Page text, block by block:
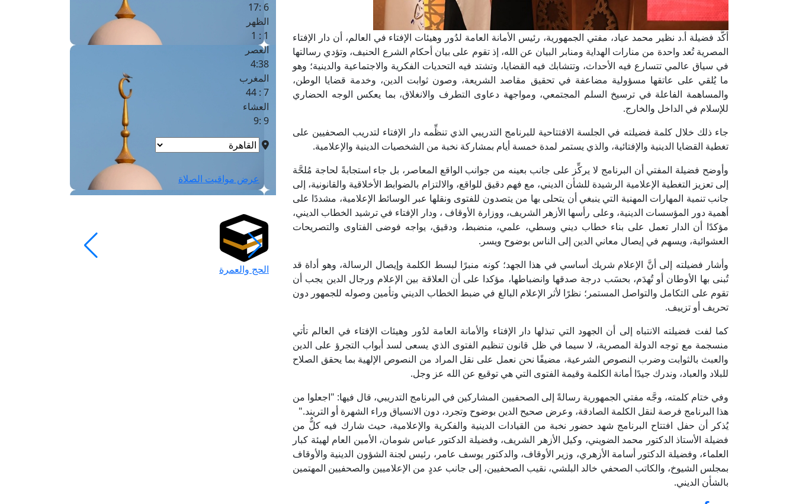
أكَّد فضيلة أ.د نظير محمد عياد، مفتي الجمهورية، رئيس الأمانة العامة لدُور وهيئات الإفتاء في العالم، أن دار الإفتاء
المصرية تُعد واحدة من منارات الهداية ومنابر البيان عن الله، إذ تقوم على بيان أحكام الشرع الحنيف، وتؤدي رسالتها
في سياق عالمي تتسارع فيه الأحداث، وتتشابك فيه القضايا، وتشتد فيه التحديات الفكرية والاجتماعية والدينية؛ وهو
ما يُلقي على عاتقها مسؤولية مضاعفة في تحقيق مقاصد الشريعة، وصون ثوابت الدين، وخدمة قضايا الوطن،
والمساهمة الفاعلة في ترسيخ السلم المجتمعي، ومواجهة دعاوى التطرف والانغلاق، بما يعكس الوجه الحضاري
للإسلام في الداخل والخارج.
جاء ذلك خلال كلمة فضيلته في الجلسة الافتتاحية للبرنامج التدريبي الذي تنظِّمه دار الإفتاء لتدريب الصحفيين على
تغطية القضايا الدينية والإفتائية، والذي يستمر لمدة خمسة أيام بمشاركة نخبة من الشخصيات الدينية والإعلامية.
وأوضح فضيلة المفتي أن البرنامج لا يركِّز على جانب بعينه من جوانب الواقع المعاصر، بل جاء استجابةً لحاجة مُلحَّة
إلى تعزيز التغطية الإعلامية الرشيدة للشأن الديني، مع فهم دقيق للواقع، والالتزام بالضوابط الأخلاقية والقانونية، إلى
جانب تنمية المهارات المهنية التي ينبغي أن يتحلى بها من يتصدون للفتوى ونقلها عبر الوسائط الإعلامية، مشددًا على
أهمية دور المؤسسات الدينية، وعلى رأسها الأزهر الشريف، ووزارة الأوقاف ، ودار الإفتاء في ترشيد الخطاب الديني،
مؤكدًا أن الدار تعمل على بناء خطاب ديني وسطي، علمي، منضبط، ودقيق، يواجه فوضى الفتاوى والتصريحات
العشوائية، ويسهم في إيصال معاني الدين إلى الناس بوضوح ويسر.
وأشار فضيلته إلى أنَّ الإعلام شريك أساسي في هذا الجهد؛ كونه منبرًا لبسط الكلمة وإيصال الرسالة، وهو أداة قد
تُبنى بها الأوطان أو تُهدَم، بحسَب درجة صدقها وانضباطها، مؤكدا على أن العلاقة بين الإعلام ورجال الدين يجب أن
تقوم على التكامل والتواصل المستمر؛ نظرًا لأثر الإعلام البالغ في ضبط الخطاب الديني وتأمين وصوله للجمهور دون
تحريف أو تزييف.
كما لفت فضيلته الانتباه إلى أن الجهود التي تبذلها دار الإفتاء والأمانة العامة لدُور وهيئات الإفتاء في العالم تأتي
منسجمة مع توجه الدولة المصرية، لا سيما في ظل قانون تنظيم الفتوى الذي يسعى لسد أبواب التجرؤ على الدين
والعبث بالثوابت وضرب النصوص الشرعية، مضيفًا نحن نعمل على نقل المراد من النصوص الإلهية بما يحقق الصلاح
للبلاد والعباد، وندرك جيدًا أمانة الكلمة وقيمة الفتوى التي هي توقيع عن الله عز وجل.
وفي ختام كلمته، وجَّه مفتي الجمهورية رسالةً إلى الصحفيين المشاركين في البرنامج التدريبي، قال فيها: "اجعلوا من
هذا البرنامج فرصة لنقل الكلمة الصادقة، وعرض صحيح الدين بوضوح وتجرد، دون الانسياق وراء الشهرة أو التريند."
يُذكر أن حفل افتتاح البرنامج شهد حضور نخبة من القيادات الدينية والفكرية والإعلامية، حيث شارك فيه كلٌّ من
فضيلة الأستاذ الدكتور محمد الضويني، وكيل الأزهر الشريف، وفضيلة الدكتور عباس شومان، الأمين العام لهيئة كبار
العلماء، وفضيلة الدكتور أسامة الأزهري، وزير الأوقاف، والدكتور يوسف عامر، رئيس لجنة الشؤون الدينية والأوقاف
بمجلس الشيوخ، والكاتب الصحفي خالد البلشي، نقيب الصحفيين، إلى جانب عددٍ من الإعلاميين والصحفيين المهتمين
بالشأن الديني.
6 :17
الظهر
1 : 1
العصر
4:38
المغرب
7 : 44
العشاء
9 :9
عرض مواقيت الصلاة
الحج والعمرة